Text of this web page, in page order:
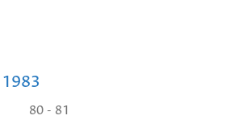
80 - 81